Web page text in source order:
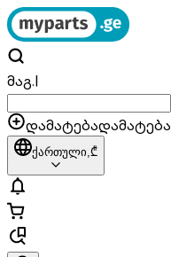
მაგ.|
დამატებადამატება
ქართული,₾